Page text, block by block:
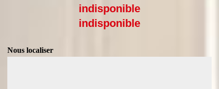
indisponible
indisponible
Nous localiser